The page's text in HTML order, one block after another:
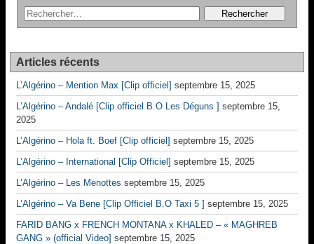
Articles récents
L’Algérino – Mention Max [Clip officiel] septembre 15, 2025
L’Algérino – Andalé [Clip officiel B.O Les Déguns ] septembre 15,
2025
L’Algérino – Hola ft. Boef [Clip officiel] septembre 15, 2025
L’Algérino – International [Clip Officiel] septembre 15, 2025
L’Algérino – Les Menottes septembre 15, 2025
L’Algérino – Va Bene [Clip Officiel B.O Taxi 5 ] septembre 15, 2025
FARID BANG x FRENCH MONTANA x KHALED – « MAGHREB
GANG » (official Video] septembre 15, 2025